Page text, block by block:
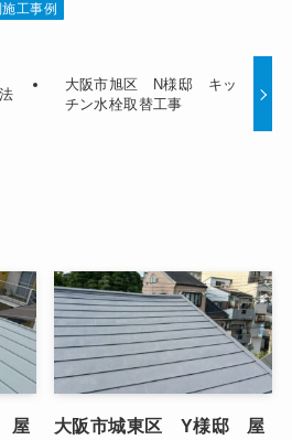
工事例
大阪市旭区 N様邸 キッ
チン水栓取替工事
屋
大阪市城東区 Y様邸 屋